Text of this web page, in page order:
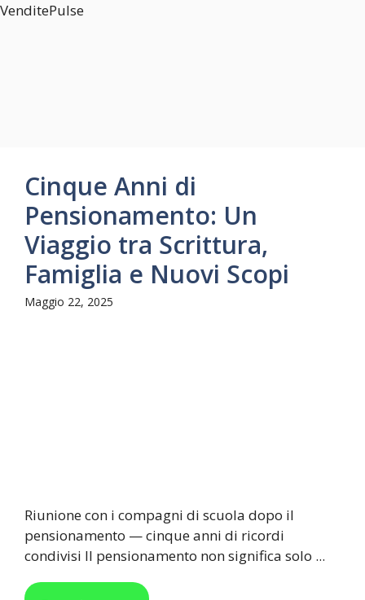
VenditePulse
Cinque Anni di
Pensionamento: Un
Viaggio tra Scrittura,
Famiglia e Nuovi Scopi
Maggio 22, 2025
Riunione con i compagni di scuola dopo il
pensionamento — cinque anni di ricordi
condivisi Il pensionamento non significa solo ...